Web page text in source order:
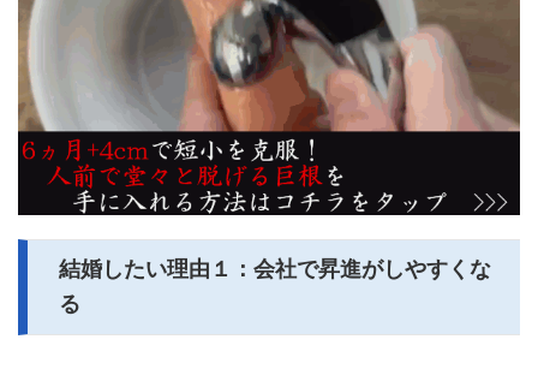
結婚したい理由１：会社で昇進がしやすくな
る